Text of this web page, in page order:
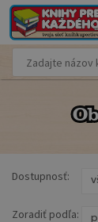
Dostupnosť:
Zoradiť podľa: